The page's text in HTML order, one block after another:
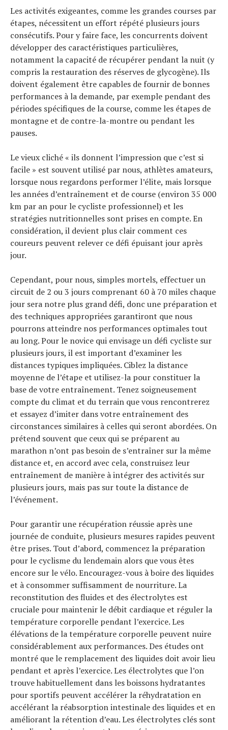
Les activités exigeantes, comme les grandes courses par
étapes, nécessitent un effort répété plusieurs jours
consécutifs. Pour y faire face, les concurrents doivent
développer des caractéristiques particulières,
notamment la capacité de récupérer pendant la nuit (y
compris la restauration des réserves de glycogène). Ils
doivent également être capables de fournir de bonnes
performances à la demande, par exemple pendant des
périodes spécifiques de la course, comme les étapes de
montagne et de contre-la-montre ou pendant les
pauses.
Le vieux cliché « ils donnent l’impression que c’est si
facile » est souvent utilisé par nous, athlètes amateurs,
lorsque nous regardons performer l’élite, mais lorsque
les années d’entraînement et de course (environ 35 000
km par an pour le cycliste professionnel) et les
stratégies nutritionnelles sont prises en compte. En
considération, il devient plus clair comment ces
coureurs peuvent relever ce défi épuisant jour après
jour.
Cependant, pour nous, simples mortels, effectuer un
circuit de 2 ou 3 jours comprenant 60 à 70 miles chaque
jour sera notre plus grand défi, donc une préparation et
des techniques appropriées garantiront que nous
pourrons atteindre nos performances optimales tout
au long. Pour le novice qui envisage un défi cycliste sur
plusieurs jours, il est important d’examiner les
distances typiques impliquées. Ciblez la distance
moyenne de l’étape et utilisez-la pour constituer la
base de votre entraînement. Tenez soigneusement
compte du climat et du terrain que vous rencontrerez
et essayez d’imiter dans votre entraînement des
circonstances similaires à celles qui seront abordées. On
prétend souvent que ceux qui se préparent au
marathon n’ont pas besoin de s’entraîner sur la même
distance et, en accord avec cela, construisez leur
entraînement de manière à intégrer des activités sur
plusieurs jours, mais pas sur toute la distance de
l’événement.
Pour garantir une récupération réussie après une
journée de conduite, plusieurs mesures rapides peuvent
être prises. Tout d’abord, commencez la préparation
pour le cyclisme du lendemain alors que vous êtes
encore sur le vélo. Encouragez-vous à boire des liquides
et à consommer suffisamment de nourriture. La
reconstitution des fluides et des électrolytes est
cruciale pour maintenir le débit cardiaque et réguler la
température corporelle pendant l’exercice. Les
élévations de la température corporelle peuvent nuire
considérablement aux performances. Des études ont
montré que le remplacement des liquides doit avoir lieu
pendant et après l’exercice. Les électrolytes que l’on
trouve habituellement dans les boissons hydratantes
pour sportifs peuvent accélérer la réhydratation en
accélérant la réabsorption intestinale des liquides et en
améliorant la rétention d’eau. Les électrolytes clés sont
Actualités
Technologies
Tests de produits
Conseils
Tendances
À propos